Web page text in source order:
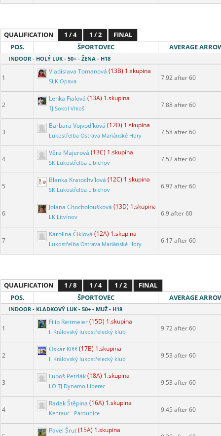
QUALIFICATION 1 / 4 1 / 2
FINAL
POS.
ŠPORTOVEC AVERAGE
INDOOR - HOLÝ LUK - 50+ - ŽENA - H18
1
Vladislava Tomanová (13B) 1.skupina
SLK Opava 7.92 after 60
2
Lenka Fialová (13A) 1.skupina
TJ Sokol Vlkoš 7.88 after 60
3
Barbara Vojvodíková (12D) 1.skupina
Lukostřelba Ostrava Mariánské Hory 7.58 after 60
4
Věra Majerová (13C) 1.skupina
SK Lukostřelba Libichov 7.52 after 60
5
Blanka Kratochvílová (12C) 1.skupina
SK Lukostřelba Libichov 6.97 after 60
6
Jolana Chocholoušková (13D) 1.skupina
LK Litvínov 6.9 after 60
7
Karolina Čiklová (12A) 1.skupina
Lukostřelba Ostrava Mariánské Hory 6.17 after 60
QUALIFICATION 1 / 8 1 / 4 1 / 2
FINAL
POS.
ŠPORTOVEC AVERAGE
INDOOR - KLADKOVÝ LUK - 50+ - MUŽ - H18
1
Filip Reitmeier(15D) 1.skupina
I. Královský lukostřelecký klub 9.72 after 60
2
Oskar Kišš (17B) 1.skupina
I. Královský lukostřelecký klub 9.53 after 60
3
Luboš Petrlák(18A) 1.skupina
LO TJ Dynamo Liberec 9.53 after 60
4
Radek Štěpina (16A) 1.skupina
Kentaur - Pardubice 9.45 after 60
Pavel Šrut(15A) 1.skupina